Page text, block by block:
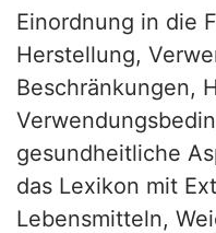
Einordnung in die
Herstellung,
Beschränkungen,
gesundheitliche
das Lexikon mit
Lebensmitteln,